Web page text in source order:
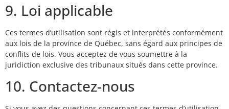
9. Loi applicable
Ces termes d’utilisation sont régis et interprétés conformément
aux lois de la province de Québec, sans égard aux principes de
conflits de lois. Vous acceptez de vous soumettre à la
juridiction exclusive des tribunaux situés dans cette province.
10. Contactez-nous